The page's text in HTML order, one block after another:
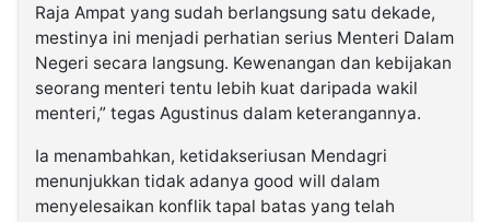
Raja Ampat yang sudah berlangsung satu dekade,
mestinya ini menjadi perhatian serius Menteri Dalam
Negeri secara langsung. Kewenangan dan kebijakan
seorang menteri tentu lebih kuat daripada wakil
menteri,” tegas Agustinus dalam keterangannya.
Ia menambahkan, ketidakseriusan Mendagri
menunjukkan tidak adanya good will dalam
menyelesaikan konflik tapal batas yang telah